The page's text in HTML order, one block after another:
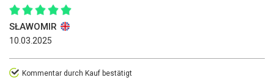
SŁAWOMIR
10.03.2025
Kommentar durch Kauf bestätigt